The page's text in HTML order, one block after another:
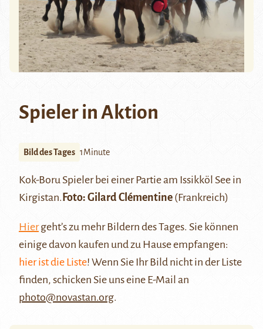
Spieler in Aktion
Bild des Tages 1Minute
Kok-Boru Spieler bei einer Partie am Issikköl See in
Kirgistan.Foto: Gilard Clémentine (Frankreich)
Hiergeht’s zu mehr Bildern des Tages. Sie können
einige davon kaufen und zu Hause empfangen:
hier ist die Liste! Wenn Sie Ihr Bild nicht in der Liste
finden, schicken Sie uns eine E-Mail an
photo@novastan.org.